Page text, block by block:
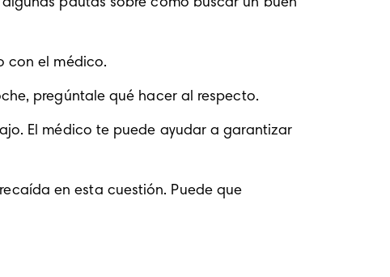
pautas sobre cómo buscar un buen
con el médico.
pregúntale qué hacer al respecto.
El médico te puede ayudar a garantizar
en esta cuestión. Puede que